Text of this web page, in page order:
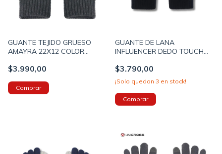
GUANTE TEJIDO GRUESO
AMAYRA 22X12 COLOR
(67T4338A)
$3.990,00
GUANTE DE LANA
INFLUENCER DEDO TOUCH
(68T4318A)
$3.790,00
¡Solo quedan 3 en stock!